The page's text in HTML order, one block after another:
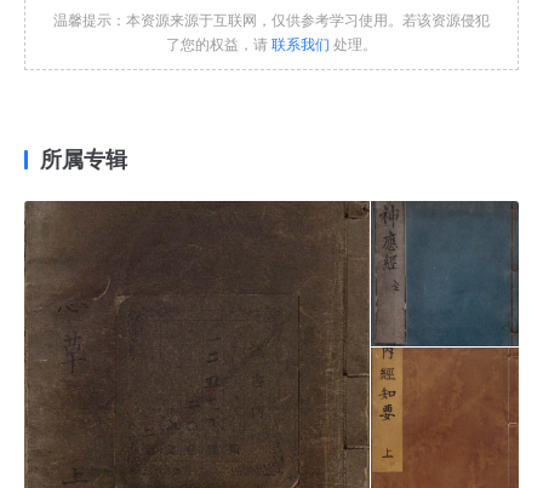
温馨提示：本资源来源于互联网，仅供参考学习使用。若该资源侵犯
了您的权益，请 联系我们 处理。
所属专辑